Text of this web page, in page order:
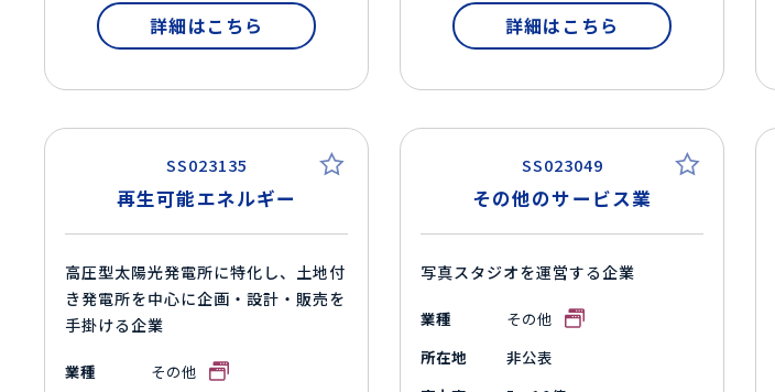
詳細はこちら 詳細はこちら
SS023135
再生可能エネルギー
高圧型太陽光発電所に特化し、土地付
き発電所を中心に企画・設計・販売を
手掛ける企業
業種
その他
SS023049
その他のサービス業
写真スタジオを運営する企業
業種
その他
所在地
非公表